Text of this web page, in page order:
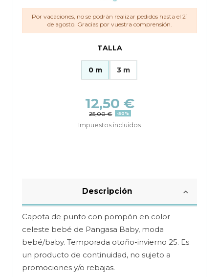
Por vacaciones, no se podrán realizar pedidos hasta el 21
de agosto. Gracias por vuestra comprensión.
TALLA
0 m 3 m
12,50 €
25,00 € -50%
Impuestos incluidos
Descripción
Capota de punto con pompón en color
celeste bebé de Pangasa Baby, moda
bebé/baby. Temporada otoño-invierno 25. Es
un producto de continuidad, no sujeto a
promociones y/o rebajas.